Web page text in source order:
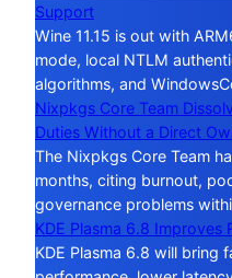
Support
Wine 11.15 is out with
mode, local NTLM
algorithms, and
Nixpkgs Core Team
Duties Without a Direct
The Nixpkgs Core Team
months, citing burnout,
governance problems
KDE Plasma 6.8
KDE Plasma 6.8 will bring